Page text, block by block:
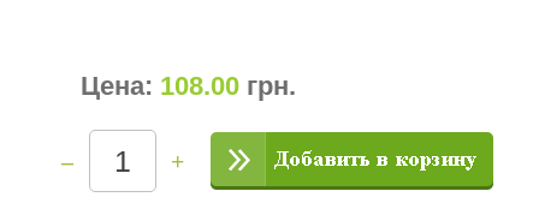
Цена: 108.00 грн.
– +